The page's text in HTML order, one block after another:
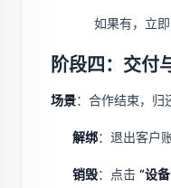
如果有，立
阶段四：交
场景：合作结束，归
解绑：退出客户
销毁：点击 “设